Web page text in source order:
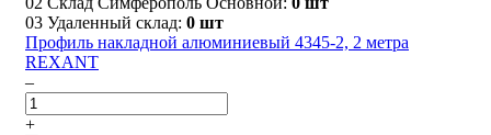
03 Удаленный склад: 0 шт
Профиль накладной алюминиевый 4345-2, 2 метра
REXANT
–
+